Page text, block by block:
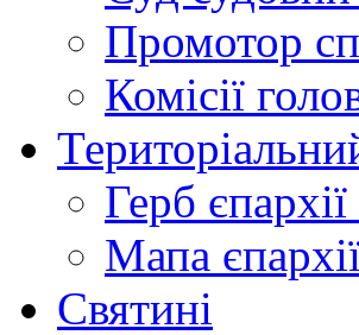
Промотор
Комісії
Герб єпархії
Мапа
Святині